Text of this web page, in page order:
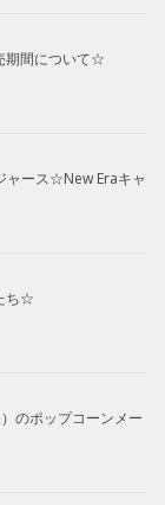
期間について☆
ャース☆New Eraキャ
ち☆
のポップコーンメー